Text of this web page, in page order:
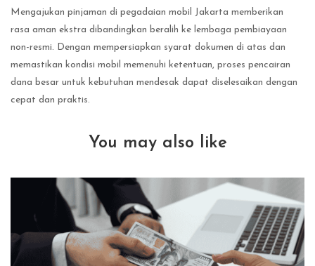
Mengajukan pinjaman di pegadaian mobil Jakarta memberikan
rasa aman ekstra dibandingkan beralih ke lembaga pembiayaan
non-resmi. Dengan mempersiapkan syarat dokumen di atas dan
memastikan kondisi mobil memenuhi ketentuan, proses pencairan
dana besar untuk kebutuhan mendesak dapat diselesaikan dengan
cepat dan praktis.
You may also like